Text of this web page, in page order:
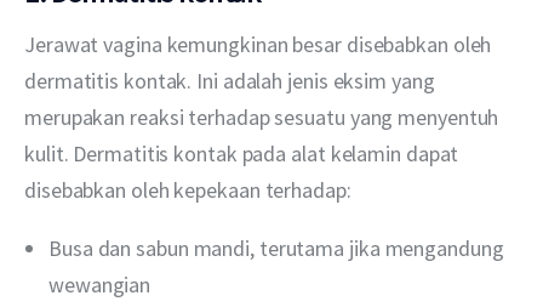
Jerawat vagina kemungkinan besar disebabkan oleh
dermatitis kontak. Ini adalah jenis eksim yang
merupakan reaksi terhadap sesuatu yang menyentuh
kulit. Dermatitis kontak pada alat kelamin dapat
disebabkan oleh kepekaan terhadap:
Busa dan sabun mandi, terutama jika mengandung
wewangian